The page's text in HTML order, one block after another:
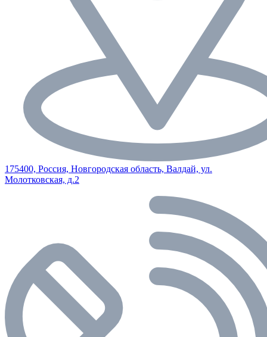
175400, Россия, Новгородская область, Валдай, ул.
Молотковская, д.2